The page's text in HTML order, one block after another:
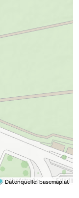
Datenquelle: basemap.at